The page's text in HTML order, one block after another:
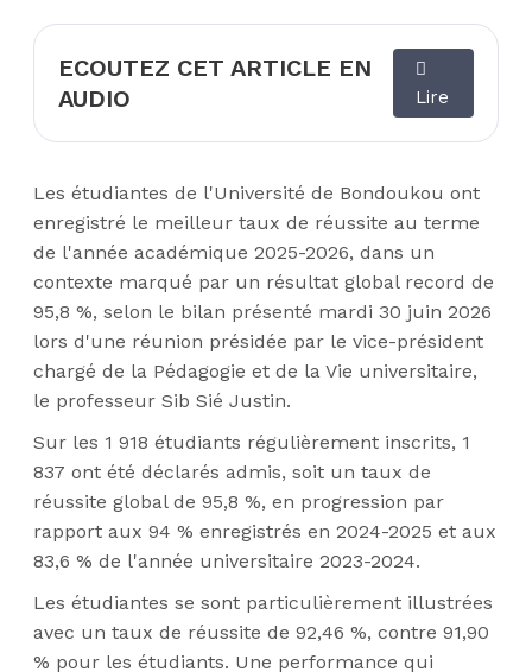
ECOUTEZ CET ARTICLE EN
AUDIO
Lire
Les étudiantes de l'Université de Bondoukou ont
enregistré le meilleur taux de réussite au terme
de l'année académique 2025-2026, dans un
contexte marqué par un résultat global record de
95,8 %, selon le bilan présenté mardi 30 juin 2026
lors d'une réunion présidée par le vice-président
chargé de la Pédagogie et de la Vie universitaire,
le professeur Sib Sié Justin.
Sur les 1 918 étudiants régulièrement inscrits, 1
837 ont été déclarés admis, soit un taux de
réussite global de 95,8 %, en progression par
rapport aux 94 % enregistrés en 2024-2025 et aux
83,6 % de l'année universitaire 2023-2024.
Les étudiantes se sont particulièrement illustrées
avec un taux de réussite de 92,46 %, contre 91,90
% pour les étudiants. Une performance qui